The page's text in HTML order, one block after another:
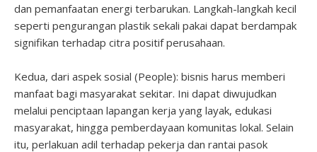
dan pemanfaatan energi terbarukan. Langkah-langkah kecil
seperti pengurangan plastik sekali pakai dapat berdampak
signifikan terhadap citra positif perusahaan.
Kedua, dari aspek sosial (People): bisnis harus memberi
manfaat bagi masyarakat sekitar. Ini dapat diwujudkan
melalui penciptaan lapangan kerja yang layak, edukasi
masyarakat, hingga pemberdayaan komunitas lokal. Selain
itu, perlakuan adil terhadap pekerja dan rantai pasok